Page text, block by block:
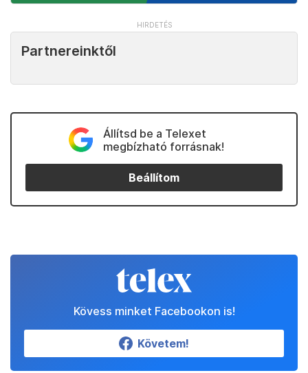
Partnereinktől
Állítsd be a Telexet
megbízható forrásnak!
Beállítom
Kövess minket Facebookon is!
Követem!